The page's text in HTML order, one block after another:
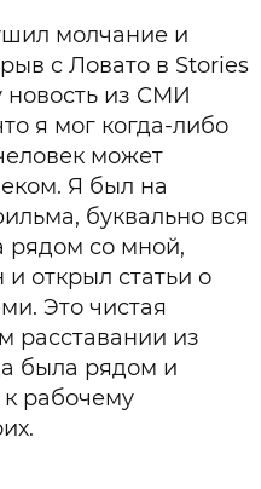
молчание и
с Ловато в Stories
новость из СМИ
я мог когда-либо
может
Я был на
буквально вся
рядом со мной,
и открыл статьи о
Это чистая
расставании из
была рядом и
рабочему